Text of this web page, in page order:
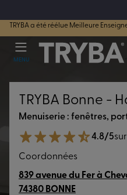
MENU
TRYBA Bonne -
Menuiserie : fenêtres,
4.8/5
Coordonnées
839 avenue du Fer à
74380 BONNE